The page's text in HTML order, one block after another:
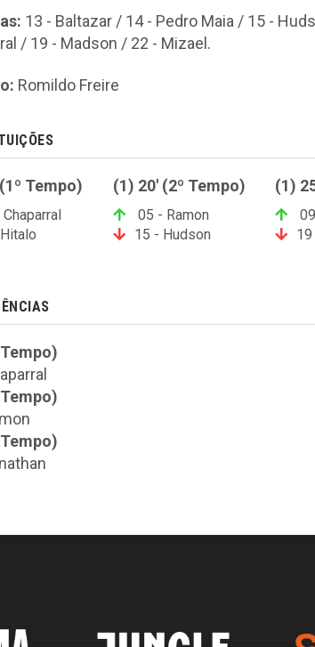
13 - Baltazar / 14 - Pedro Maia / 15 -
/ 19 - Madson / 22 - Mizael.
Romildo Freire
Tempo) (1) 20' (2º Tempo)
05 - Ramon
15 - Hudson
(1)